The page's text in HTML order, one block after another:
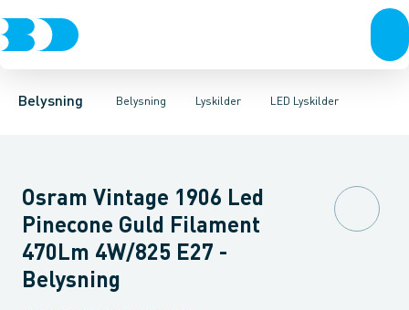
Belysning Belysning
Belysning Lyskilder
LyskilderBelysningsarmaturerLysstyringTilbehør til
LED Lyskilder
LED Lyskilder LysrørUV-LampeMetalhalogen
Osram Vintage 1906 Led
Pinecone Guld Filament
470Lm 4W/825 E27 -
Belysning